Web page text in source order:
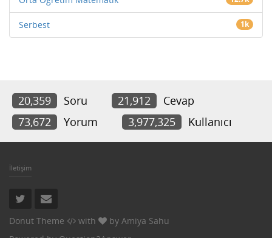
Serbest 1k
20,359 Soru 21,912
Cevap
73,672
Yorum 3,977,325 Kullanıcı
İletişim
Donut Theme with by Amiya Sahu